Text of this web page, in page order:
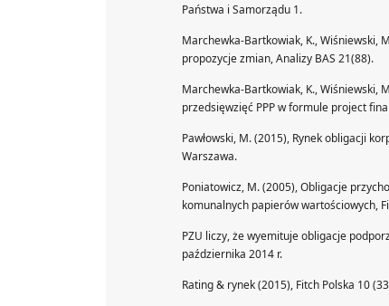
Państwa i Samorządu 1.
Marchewka-Bartkowiak, K., Wiśniewski,
propozycje zmian, Analizy BAS 21(88).
Marchewka-Bartkowiak, K., Wiśniewski,
przedsięwzięć PPP w formule project
Pawłowski, M. (2015), Rynek obligacji
Warszawa.
Poniatowicz, M. (2005), Obligacje
komunalnych papierów wartościowych,
PZU liczy, że wyemituje obligacje
października 2014 r.
Rating & rynek (2015), Fitch Polska 10